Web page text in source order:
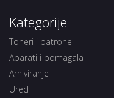
Kategorije
Toneri i patrone
Aparati i pomagala
Arhiviranje
Ured